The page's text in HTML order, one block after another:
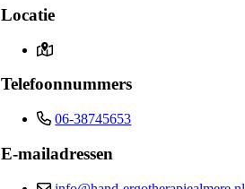
Locatie
Telefoonnummers
06-38745653
E-mailadressen